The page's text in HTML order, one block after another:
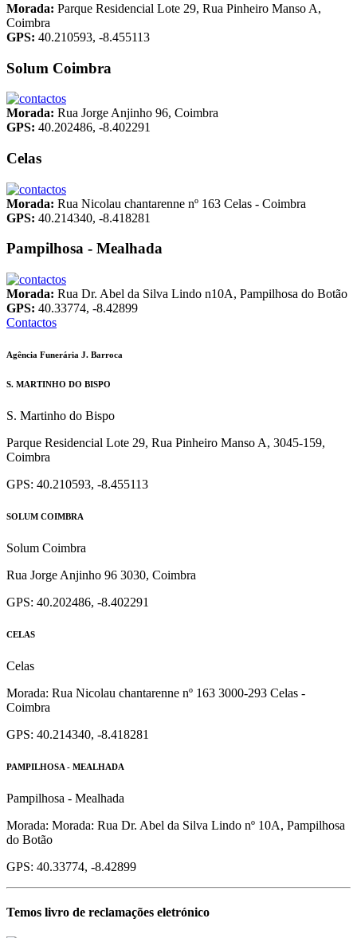
Morada: Parque Residencial Lote 29, Rua Pinheiro Manso A,
Coimbra
GPS: 40.210593, -8.455113
Solum Coimbra
Morada: Rua Jorge Anjinho 96, Coimbra
GPS: 40.202486, -8.402291
Celas
Morada: Rua Nicolau chantarenne nº 163 Celas - Coimbra
GPS: 40.214340, -8.418281
Pampilhosa - Mealhada
Morada: Rua Dr. Abel da Silva Lindo n10A, Pampilhosa do Botão
GPS: 40.33774, -8.42899
Contactos
Agência Funerária J. Barroca
S. MARTINHO DO BISPO
S. Martinho do Bispo
Parque Residencial Lote 29, Rua Pinheiro Manso A, 3045-159,
Coimbra
GPS: 40.210593, -8.455113
SOLUM COIMBRA
Solum Coimbra
Rua Jorge Anjinho 96 3030, Coimbra
GPS: 40.202486, -8.402291
CELAS
Celas
Morada: Rua Nicolau chantarenne nº 163 3000-293 Celas -
Coimbra
GPS: 40.214340, -8.418281
PAMPILHOSA - MEALHADA
Pampilhosa - Mealhada
Morada: Morada: Rua Dr. Abel da Silva Lindo nº 10A, Pampilhosa
do Botão
GPS: 40.33774, -8.42899
Temos livro de reclamações eletrónico